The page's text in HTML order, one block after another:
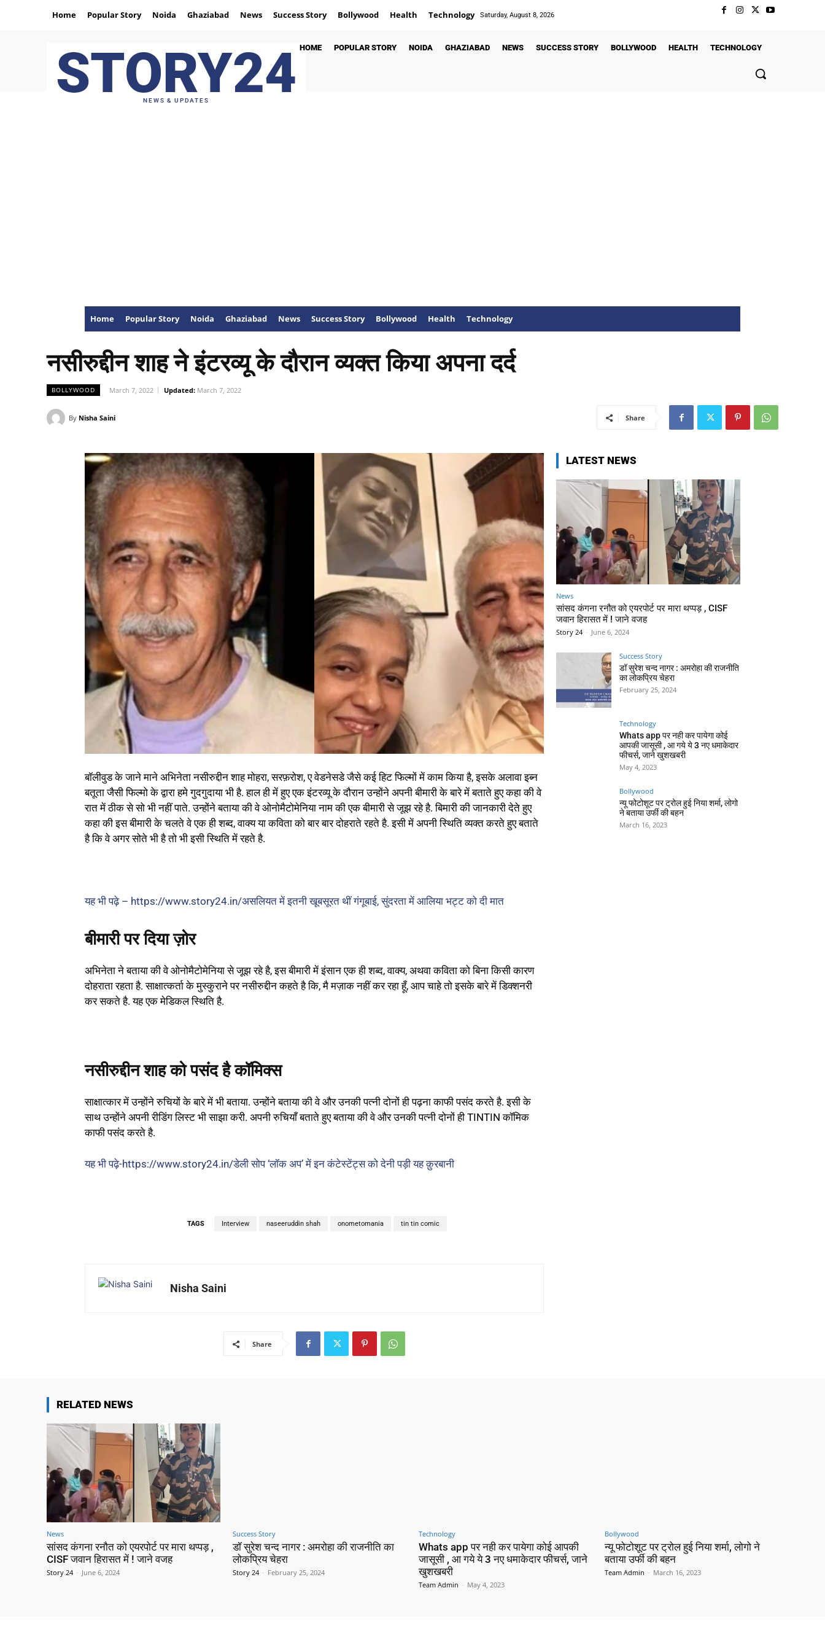
Home Popular Story Noida Ghaziabad News Success Story Bollywood Health Technology Saturday, August 8, 2026
STORY24
NEWS & UPDATES
HOME POPULAR STORY NOIDA GHAZIABAD NEWS SUCCESS STORY BOLLYWOOD HEALTH TECHNOLOGY
Home Popular Story Noida Ghaziabad News Success Story Bollywood Health Technology
नसीरुद्दीन शाह ने इंटरव्यू के दौरान व्यक्त किया अपना दर्द
BOLLYWOOD March 7, 2022 Updated: March 7, 2022
By Nisha Saini Share
बॉलीवुड के जाने माने अभिनेता नसीरुद्दीन शाह मोहरा, सरफ़रोश, ए वेडनेसडे जैसे कई हिट फिल्मों में काम किया है, इसके अलावा इब्न
बतूता जैसी फिल्मो के द्वारा हमे गुदगुदाया भी है. हाल ही में हुए एक इंटरव्यू के दौरान उन्होंने अपनी बीमारी के बारे में बताते हुए कहा की वे
रात में ठीक से सो भी नहीं पाते. उन्होंने बताया की वे ओनोमैटोमेनिया नाम की एक बीमारी से जूझ रहे है. बिमारी की जानकारी देते हुए
कहा की इस बीमारी के चलते वे एक ही शब्द, वाक्य या कविता को बार बार दोहराते रहते है. इसी में अपनी स्थिति व्यक्त करते हुए बताते
है कि वे अगर सोते भी है तो भी इसी स्थिति में रहते है.
यह भी पढ़े – https://www.story24.in/असलियत में इतनी खूबसूरत थीं गंगूबाई, सुंदरता में आलिया भट्ट को दी मात
बीमारी पर दिया ज़ोर
अभिनेता ने बताया की वे ओनोमैटोमेनिया से जूझ रहे है, इस बीमारी में इंसान एक ही शब्द, वाक्य, अथवा कविता को बिना किसी कारण
दोहराता रहता है. साक्षात्कर्ता के मुस्कुराने पर नसीरुद्दीन कहते है कि, मै मज़ाक नहीं कर रहा हूँ, आप चाहे तो इसके बारे में डिक्शनरी
कर सकते है. यह एक मेडिकल स्थिति है.
नसीरुद्दीन शाह को पसंद है कॉमिक्स
साक्षात्कार में उन्होंने रुचियों के बारे में भी बताया. उन्होंने बताया की वे और उनकी पत्नी दोनों ही पढ़ना काफी पसंद करते है. इसी के
साथ उन्होंने अपनी रीडिंग लिस्ट भी साझा करी. अपनी रुचियाँ बताते हुए बताया की वे और उनकी पत्नी दोनों ही TINTIN कॉमिक
काफी पसंद करते है.
यह भी पढ़े-https://www.story24.in/डेली सोप ‘लॉक अप’ में इन कंटेस्टेंट्स को देनी पड़ी यह क़ुरबानी
TAGS Interview naseeruddin shah onometomania tin tin comic
Nisha Saini
Share
LATEST NEWS
News
सांसद कंगना रनौत को एयरपोर्ट पर मारा थप्पड़ , CISF
जवान हिरासत में ! जाने वजह
Story 24 - June 6, 2024
Success Story
डॉ सुरेश चन्द नागर : अमरोहा की राजनीति
का लोकप्रिय चेहरा
February 25, 2024
Technology
Whats app पर नही कर पायेगा कोई
आपकी जासूसी , आ गये ये 3 नए धमाकेदार
फीचर्स, जाने खुशखबरी
May 4, 2023
Bollywood
न्यू फोटोशूट पर ट्रोल हुई निया शर्मा, लोगो
ने बताया उर्फी की बहन
March 16, 2023
RELATED NEWS
News
सांसद कंगना रनौत को एयरपोर्ट पर मारा थप्पड़ ,
CISF जवान हिरासत में ! जाने वजह
Story 24 - June 6, 2024
Success Story
डॉ सुरेश चन्द नागर : अमरोहा की राजनीति का
लोकप्रिय चेहरा
Story 24 - February 25, 2024
Technology
Whats app पर नही कर पायेगा कोई आपकी
जासूसी , आ गये ये 3 नए धमाकेदार फीचर्स, जाने
खुशखबरी
Team Admin - May 4, 2023
Bollywood
न्यू फोटोशूट पर ट्रोल हुई निया शर्मा, लोगो ने
बताया उर्फी की बहन
Team Admin - March 16, 2023